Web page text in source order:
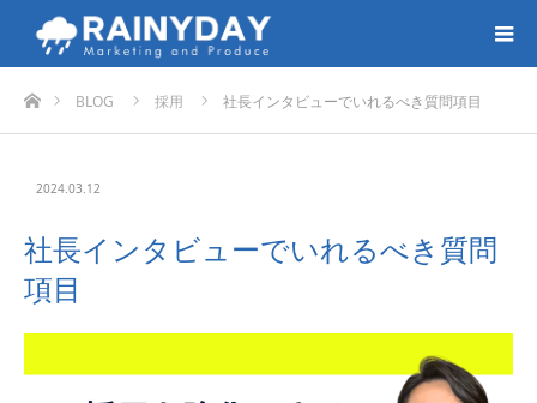
ホームBLOG 採用 社長インタビューでいれるべき質問項目
2024.03.12
社長インタビューでいれるべき質問
項目